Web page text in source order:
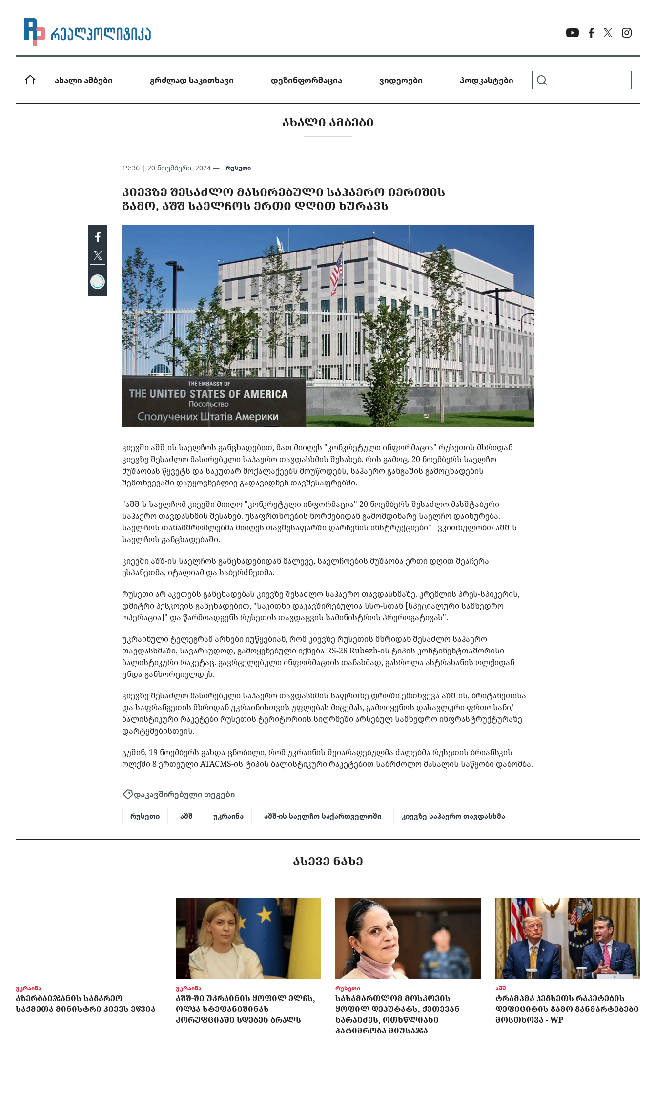
ახალი ამბები გრძლად საკითხავი დეზინფორმაცია ვიდეოები პოდკასტები
ᲐᲮᲐᲚᲘ ᲐᲛᲑᲔᲑᲘ
19:36 | 20 ნოემბერი, 2024 — რუსეთი
ᲙᲘᲔᲕᲖᲔ ᲨᲔᲡᲐᲫᲚᲝ ᲛᲐᲡᲘᲠᲔᲑᲣᲚᲘ ᲡᲐᲰᲐᲔᲠᲝ ᲘᲔᲠᲘᲨᲘᲡ
ᲒᲐᲛᲝ, ᲐᲨᲨ ᲡᲐᲔᲚᲩᲝᲡ ᲔᲠᲗᲘ ᲓᲦᲘᲗ ᲮᲣᲠᲐᲕᲡ
კიევში აშშ-ის საელჩოს განცხადებით, მათ მიიღეს "კონკრეტული ინფორმაცია" რუსეთის მხრიდან
კიევზე შესაძლო მასირებული საჰაერო თავდასხმის შესახებ, რის გამოც, 20 ნოემბერს საელჩო
მუშაობას წყვეტს და საკუთარ მოქალაქეებს მოუწოდებს, საჰაერო განგაშის გამოცხადების
შემთხვევაში დაუყოვნებლივ გადავიდნენ თავშესაფრებში.
"აშშ-ს საელჩომ კიევში მიიღო "კონკრეტული ინფორმაცია" 20 ნოემბერს შესაძლო მასშტაბური
საჰაერო თავდასხმის შესახებ. უსაფრთხოების ნორმებიდან გამომდინარე საელჩო დაიხურება.
საელჩოს თანამშრომლებმა მიიღეს თავშესაფარში დარჩენის ინსტრუქციები" - ვკითხულობთ აშშ-ს
საელჩოს განცხადებაში.
კიევში აშშ-ის საელჩოს განცხადებიდან მალევე, საელჩოების მუშაობა ერთი დღით შეაჩერა
ესპანეთმა, იტალიამ და საბერძნეთმა.
რუსეთი არ აკეთებს განცხადებას კიევზე შესაძლო საჰაერო თავდასხმაზე. კრემლის პრეს-სპიკერის,
დმიტრი პესკოვის განცხადებით, "საკითხი დაკავშირებულია სსო-სთან [სპეციალური სამხედრო
ოპერაცია]" და წარმოადგენს რუსეთის თავდაცვის სამინისტროს პრეროგატივას".
უკრაინული ტელეგრამ არხები იუწყებიან, რომ კიევზე რუსეთის მხრიდან შესაძლო საჰაერო
თავდასხმაში, სავარაუდოდ, გამოყენებული იქნება RS-26 Rubezh-ის ტიპის კონტინენტთაშორისი
ბალისტიკური რაკეტაც. გავრცელებული ინფორმაციის თანახმად, გასროლა ასტრახანის ოლქიდან
უნდა განხორციელდეს.
კიევზე შესაძლო მასირებული საჰაერო თავდასხმის საფრთხე დროში ემთხვევა აშშ-ის, ბრიტანეთისა
და საფრანგეთის მხრიდან უკრაინისთვის უფლებას მიცემას, გამოიყენოს დასავლური ფრთოსანი/
ბალისტიკური რაკეტები რუსეთის ტერიტორიის სიღრმეში არსებულ სამხედრო ინფრასტრუქტურაზე
დარტყმებისთვის.
გუშინ, 19 ნოემბერს გახდა ცნობილი, რომ უკრაინის შეიარაღებულმა ძალებმა რუსეთის ბრიანსკის
ოლქში 8 ერთეული ATACMS-ის ტიპის ბალისტიკური რაკეტებით საბრძოლო მასალის საწყობი დაბომბა.
დაკავშირებული თეგები
რუსეთი აშშ უკრაინა აშშ-ის საელჩო საქართველოში კიევზე საჰაერო თავდასხმა
ᲐᲡᲔᲕᲔ ᲜᲐᲮᲔ
უკრაინა
ᲐᲖᲔᲠᲑᲐᲘᲯᲐᲜᲘᲡ ᲡᲐᲒᲐᲠᲔᲝ
ᲡᲐᲥᲛᲔᲗᲐ ᲛᲘᲜᲘᲡᲢᲠᲘ ᲙᲘᲔᲕᲡ ᲔᲬᲕᲘᲐ
უკრაინა
ᲐᲨᲨ-ᲨᲘ ᲣᲙᲠᲐᲘᲜᲘᲡ ᲧᲝᲤᲘᲚ ᲔᲚᲩᲡ,
ᲝᲚᲰᲐ ᲡᲢᲔᲤᲐᲜᲘᲨᲘᲜᲐᲡ
ᲙᲝᲠᲣᲤᲪᲘᲐᲨᲘ ᲡᲓᲔᲑᲔᲜ ᲑᲠᲐᲚᲡ
რუსეთი
ᲡᲐᲡᲐᲛᲐᲠᲗᲚᲝᲛ ᲛᲝᲡᲙᲝᲕᲘᲡ
ᲧᲝᲤᲘᲚ ᲓᲔᲞᲣᲢᲐᲢᲡ, ᲥᲔᲗᲔᲕᲐᲜ
ᲮᲐᲠᲐᲘᲫᲔᲡ, ᲝᲗᲮᲬᲚᲘᲐᲜᲘ
ᲞᲐᲢᲘᲛᲠᲝᲑᲐ ᲛᲘᲣᲡᲐᲯᲐ
აშშ
ᲢᲠᲐᲛᲞᲛᲐ ᲰᲔᲒᲡᲔᲗᲡ ᲠᲐᲙᲔᲢᲔᲑᲘᲡ
ᲓᲔᲤᲘᲪᲘᲢᲘᲡ ᲒᲐᲛᲝ ᲒᲐᲜᲛᲐᲠᲢᲔᲑᲔᲑᲘ
ᲛᲝᲡᲗᲮᲝᲕᲐ - WP